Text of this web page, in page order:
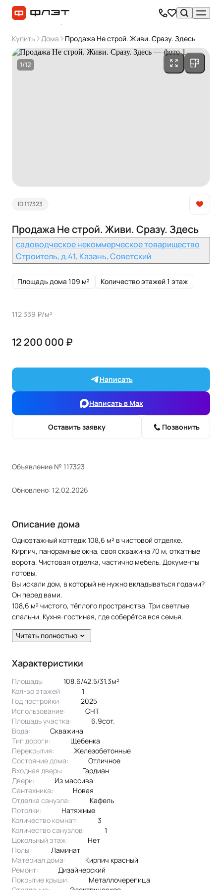
Купить Дома Продажа Не строй. Живи. Сразу. Здесь
1/12
ID 117323
Продажа Не строй. Живи. Сразу. Здесь
садоводческое некоммерческое товарищество
Строитель, д.41, Казань, Советский
Площадь дома 109 м² Количество этажей 1 этаж
112 339 ₽/м²
12 200 000 ₽
Написать
Написать в Max
Оставить заявку Позвонить
Объявление № 117323
Обновлено: 12.02.2026
Описание дома
Одноэтажный коттедж 108,6 м² в чистовой отделке.
Кирпич, панорамные окна, своя скважина 70 м, откатные
ворота. Чистовая отделка, частично мебель. Документы
готовы.
Вы искали дом, в который не нужно вкладываться годами?
Он перед вами.
108,6 м² чистого, тёплого пространства. Три светлые
спальни. Кухня-гостиная, где соберётся вся семья.
Большие панорамные окна — не насмотреться на свой
участок.
дом, где уже можно жить. Чистовая отделка выполнена.
Часть мебели остаётся. Расставляйте акценты — и
здравствуйте, новая жизнь.
Что делает этот дом особенным:
Элитные материалы без компромиссов.
Стены — облицовочный кирпич «Заво» + керамический
блок Porotherm 38 см. Фундамент — свайно-ростверковый с
монолитной плитой. Окна — 5-камерный немецкий профиль
(3 стекла). Крыша — мягкая черепица с водостоком. Здесь
не экономили. Здесь строили для себя.
Полная автономия и готовые коммуникации.
Своя скважина 70 метров — вода бесплатно и навсегда.
Канализация. Электричество. Подъездная дорога с
щебнем, откатные ворота — заезжайте с главной аллеи
прямо к дому.
Газ уже в пути.
Осень 2026 — и магистральный газ будет на участке. А
пока вы наслаждаетесь тишиной и автономностью.Участок
6,9 сотки. Без компромиссов.
Удобный подъезд, продуманная въездная группа, место
для цветов, зелени, детского уголка. Всё под рукой.
Читать полностью
Характеристики
Площадь:
108.6/42.5/31.3м²
Кол-во этажей:
1
Год постройки:
2025
Использование:
СНТ
Площадь участка:
6.9сот.
Вода:
скважина
Тип дороги:
щебенка
Перекрытия:
Железобетонные
Состояние дома:
Отличное
Входная дверь:
Гардиан
Двери:
из массива
Сантехника:
новая
Отделка санузла:
кафель
Потолки:
натяжные
Количество комнат:
3
Количество санузлов:
1
Цокольный этаж:
Нет
Полы:
ламинат
Материал дома:
кирпич красный
Ремонт:
Дизайнерский
Покрытие крыши:
металлочерепица